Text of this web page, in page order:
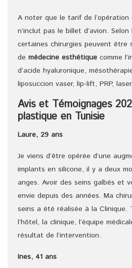
A noter que le tarif de
n’inclut pas le billet d’avion.
certaines chirurgies peuvent être
de médecine esthétique comme
d’acide hyaluronique,
liposuccion vaser, lip-lift, PRP,
Avis et Témoignages
plastique en Tunisie
Laure, 29 ans
Je viens d’être opérée d’une
implants en silicone, il y a deux
anges. Avoir des seins galbés et
envie depuis des années. Ma
seins a été réalisée à la
l’hôtel, la clinique, l’équipe
résultat de l’intervention.
Ines, 41 ans